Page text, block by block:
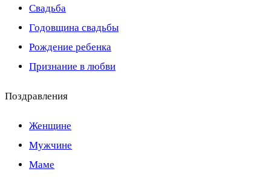
Свадьба
Годовщина свадьбы
Рождение ребенка
Признание в любви
Поздравления
Женщине
Мужчине
Маме